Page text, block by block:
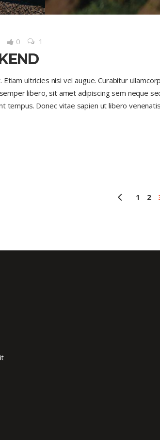
0 1
ultricies nisi vel augue. Curabitur
libero, sit amet adipiscing sem neque
tempus. Donec vitae sapien ut libero
1 2